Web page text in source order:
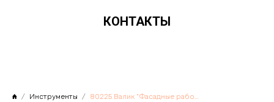
КОНТАКТЫ
Инструменты